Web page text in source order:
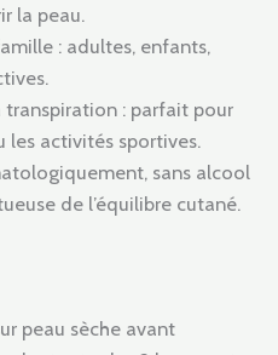
la peau.
: adultes, enfants,
transpiration : parfait pour
les activités sportives.
sans alcool
de l’équilibre cutané.
peau sèche avant